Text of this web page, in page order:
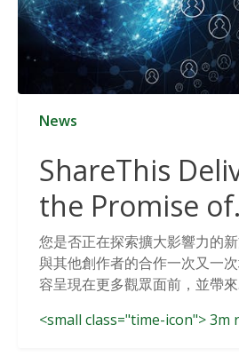
News
ShareThis
the Promise of
Cookieless
Solutions
您是否正在探索擴大影響力的
與其他創作者的合作一次又一
容呈現在更多觀眾面前，並帶來
<small class="time-icon"> 3m